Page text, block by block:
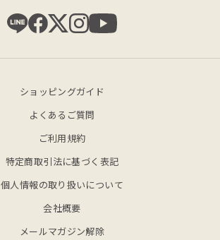
ショッピングガイド
よくあるご質問
ご利用規約
特定商取引法に基づく表記
個人情報の取り扱いについて
会社概要
メールマガジン解除